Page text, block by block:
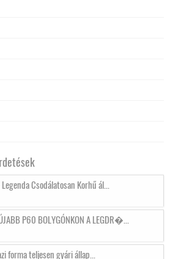
Csodálatosan Korhű ál...
P60 BOLYGÓNKON A LEGDR�...
forma teljesen gyári állap...